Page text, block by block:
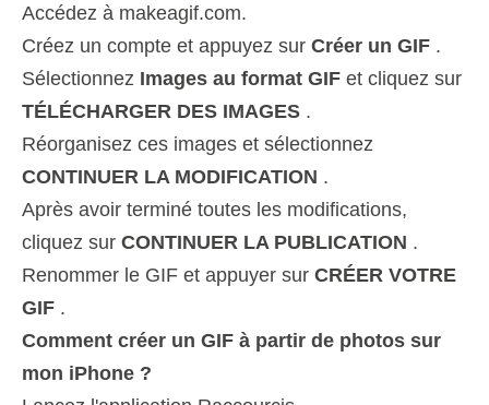
Accédez à makeagif.com.
Créez un compte et appuyez sur Créer un GIF .
Sélectionnez Images au format GIF et cliquez sur
TÉLÉCHARGER DES IMAGES .
Réorganisez ces images et sélectionnez
CONTINUER LA MODIFICATION .
Après avoir terminé toutes les modifications,
cliquez sur CONTINUER LA PUBLICATION .
Renommer le GIF et appuyer sur CRÉER VOTRE
GIF .
Comment créer un GIF à partir de photos sur
mon iPhone ?